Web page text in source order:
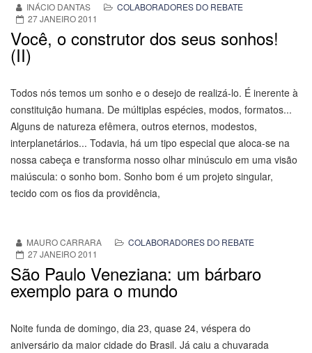
INÁCIO DANTAS
COLABORADORES DO REBATE
27 JANEIRO 2011
Você, o construtor dos seus sonhos!
(II)
Todos nós temos um sonho e o desejo de realizá-lo. É inerente à
constituição humana. De múltiplas espécies, modos, formatos...
Alguns de natureza efêmera, outros eternos, modestos,
interplanetários... Todavia, há um tipo especial que aloca-se na
nossa cabeça e transforma nosso olhar minúsculo em uma visão
maiúscula: o sonho bom. Sonho bom é um projeto singular,
tecido com os fios da providência,
MAURO CARRARA
COLABORADORES DO REBATE
27 JANEIRO 2011
São Paulo Veneziana: um bárbaro
exemplo para o mundo
Noite funda de domingo, dia 23, quase 24, véspera do
aniversário da maior cidade do Brasil. Já caiu a chuvarada